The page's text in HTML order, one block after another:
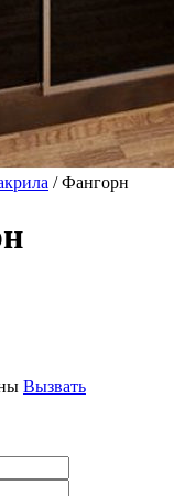
/ Фангорн
Вызвать